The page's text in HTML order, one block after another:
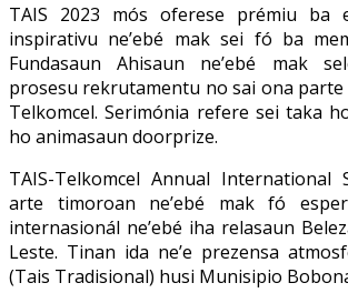
TAIS 2023 mós oferese prémiu ba
inspirativu ne’ebé mak sei fó ba
Fundasaun Ahisaun ne’ebé mak
prosesu rekrutamentu no sai ona
Telkomcel. Serimónia refere sei taka
ho animasaun doorprize.
TAIS-Telkomcel Annual International
arte timoroan ne’ebé mak fó
internasionál ne’ebé iha relasaun
Leste. Tinan ida ne’e prezensa
(Tais Tradisional) husi Munisipio